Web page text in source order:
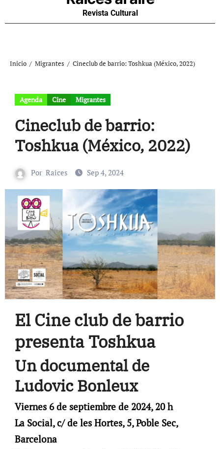
Revista Cultural
Inicio Migrantes Cineclub de barrio: Toshkua (México, 2022)
Agenda Cine Migrantes
Cineclub de barrio:
Toshkua (México, 2022)
Por Raices Sep 4, 2024
El Cine club de barrio
presenta Toshkua
Un documental de
Ludovic Bonleux
Viernes 6 de septiembre de 2024, 20 h
La Social, c/ de les Hortes, 5, Poble Sec,
Barcelona